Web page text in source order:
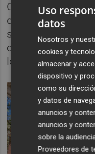
Cercanías “ante
que son
servicio en
cosas, tienen
los vehículos.
Uso
datos
Nosotros y
cookies y
almacenar y
dispositivo y
como su
y datos de
anuncios y
anuncios y
sobre la
Proveedores de